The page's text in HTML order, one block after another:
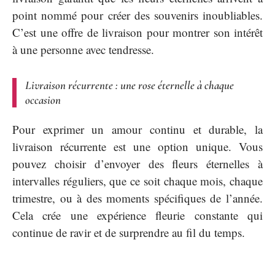
point nommé pour créer des souvenirs inoubliables.
C’est une offre de livraison pour montrer son intérêt
à une personne avec tendresse.
Livraison récurrente : une rose éternelle à chaque
occasion
Pour exprimer un amour continu et durable, la
livraison récurrente est une option unique. Vous
pouvez choisir d’envoyer des fleurs éternelles à
intervalles réguliers, que ce soit chaque mois, chaque
trimestre, ou à des moments spécifiques de l’année.
Cela crée une expérience fleurie constante qui
continue de ravir et de surprendre au fil du temps.